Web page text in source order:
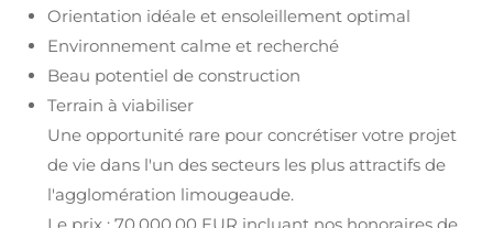
Orientation idéale et ensoleillement optimal
Environnement calme et recherché
Beau potentiel de construction
Terrain à viabiliser
Une opportunité rare pour concrétiser votre projet
de vie dans l'un des secteurs les plus attractifs de
l'agglomération limougeaude.
Le prix : 70.000,00 EUR incluant nos honoraires de